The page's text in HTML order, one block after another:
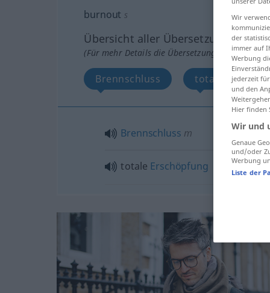
burnout s
Übersicht aller Übersetzungen
(Für mehr Details die Übersetzung anklicken/
Brennschluss totale
Brennschluss m
totale Erschöpfung
Wir
der
immer auf
Werbung
jederzeit
und den
Hier finden
Wir und
Genaue
und/oder
Werbung
Liste der